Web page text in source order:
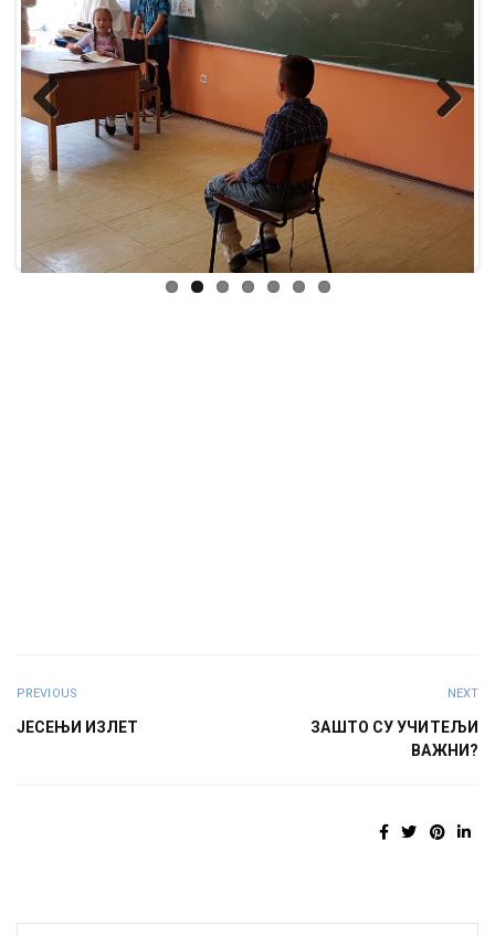
Previ
ous
PREVIOUS
ЈЕСЕЊИ ИЗЛЕТ
NEXT
ЗАШТО СУ УЧИТЕЉИ
ВАЖНИ?